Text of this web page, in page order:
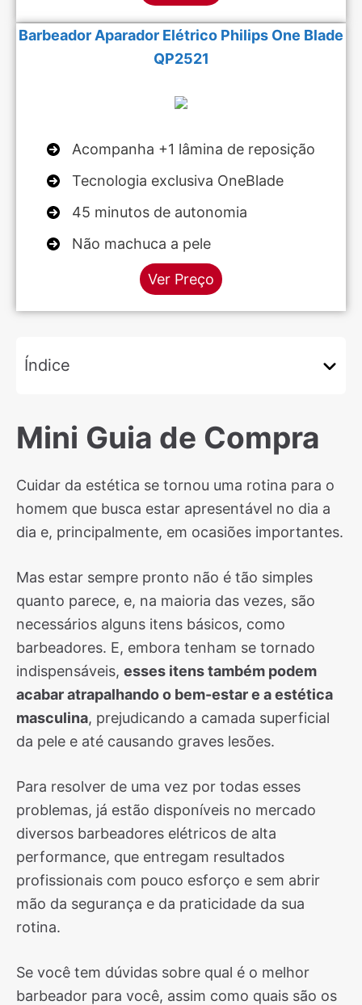
Barbeador Aparador Elétrico Philips One Blade
QP2521
Acompanha +1 lâmina de reposição
Tecnologia exclusiva OneBlade
45 minutos de autonomia
Não machuca a pele
Ver Preço
Índice
Mini Guia de Compra
Cuidar da estética se tornou uma rotina para o
homem que busca estar apresentável no dia a
dia e, principalmente, em ocasiões importantes.
Mas estar sempre pronto não é tão simples
quanto parece, e, na maioria das vezes, são
necessários alguns itens básicos, como
barbeadores. E, embora tenham se tornado
indispensáveis, esses itens também podem
acabar atrapalhando o bem-estar e a estética
masculina, prejudicando a camada superficial
da pele e até causando graves lesões.
Para resolver de uma vez por todas esses
problemas, já estão disponíveis no mercado
diversos barbeadores elétricos de alta
performance, que entregam resultados
profissionais com pouco esforço e sem abrir
mão da segurança e da praticidade da sua
rotina.
Se você tem dúvidas sobre qual é o melhor
barbeador para você, assim como quais são os